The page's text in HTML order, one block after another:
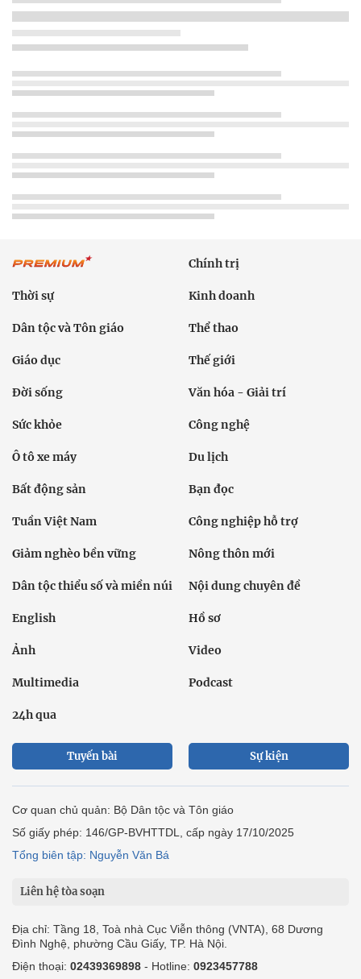
Chính trị
Thời sự Kinh doanh
Dân tộc và Tôn giáo Thể thao
Giáo dục Thế giới
Đời sống Văn hóa - Giải trí
Sức khỏe Công nghệ
Ô tô xe máy Du lịch
Bất động sản Bạn đọc
Tuần Việt Nam Công nghiệp hỗ trợ
Giảm nghèo bền vững Nông thôn mới
Dân tộc thiểu số và miền núi Nội dung chuyên đề
English Hồ sơ
Ảnh Video
Multimedia Podcast
24h qua
Tuyến bài Sự kiện
Cơ quan chủ quản: Bộ Dân tộc và Tôn giáo
Số giấy phép: 146/GP-BVHTTDL, cấp ngày 17/10/2025
Tổng biên tập: Nguyễn Văn Bá
Liên hệ tòa soạn
Địa chỉ: Tầng 18, Toà nhà Cục Viễn thông (VNTA), 68 Dương
Đình Nghệ, phường Cầu Giấy, TP. Hà Nội.
Điện thoại: 02439369898 - Hotline: 0923457788